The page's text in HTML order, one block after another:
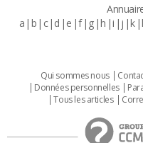
a b c d e f g h i j k l
Qui sommes nous
Données personnelles
Tous les articles